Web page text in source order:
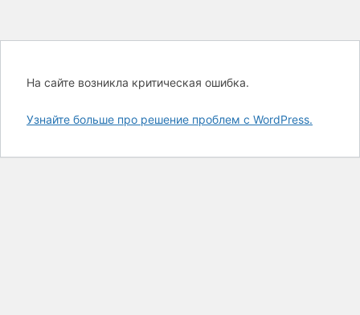
На сайте возникла критическая ошибка.
Узнайте больше про решение проблем с WordPress.